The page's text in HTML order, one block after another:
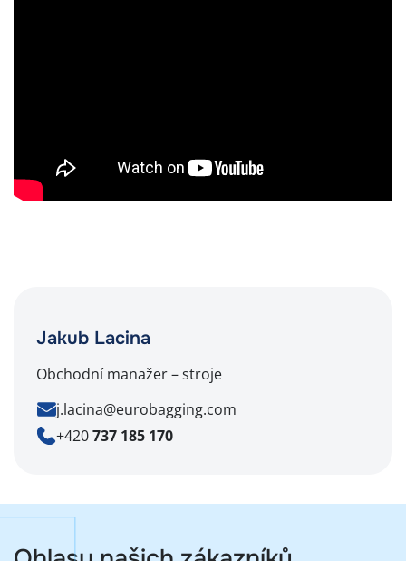
Jakub Lacina
Obchodní manažer – stroje
j.lacina@eurobagging.com
+420737 185 170